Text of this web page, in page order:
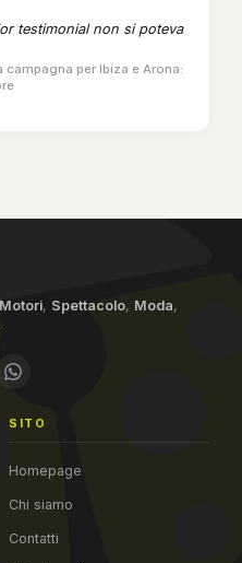
testimonial non si poteva
per Ibiza e Arona:
Motori, Spettacolo, Moda,
SITO
Homepage
Chi siamo
Contatti